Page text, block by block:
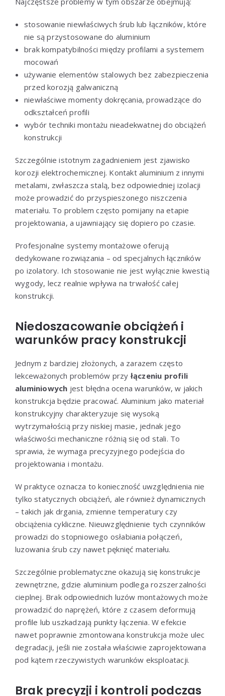
stosowanie niewłaściwych śrub lub łączników, które
nie są przystosowane do aluminium
brak kompatybilności między profilami a systemem
mocowań
używanie elementów stalowych bez zabezpieczenia
przed korozją galwaniczną
niewłaściwe momenty dokręcania, prowadzące do
odkształceń profili
wybór techniki montażu nieadekwatnej do obciążeń
konstrukcji
Szczególnie istotnym zagadnieniem jest zjawisko
korozji elektrochemicznej. Kontakt aluminium z innymi
metalami, zwłaszcza stalą, bez odpowiedniej izolacji
może prowadzić do przyspieszonego niszczenia
materiału. To problem często pomijany na etapie
projektowania, a ujawniający się dopiero po czasie.
Profesjonalne systemy montażowe oferują
dedykowane rozwiązania – od specjalnych łączników
po izolatory. Ich stosowanie nie jest wyłącznie kwestią
wygody, lecz realnie wpływa na trwałość całej
konstrukcji.
Niedoszacowanie obciążeń i
warunków pracy konstrukcji
Jednym z bardziej złożonych, a zarazem często
lekceważonych problemów przy łączeniu profili
aluminiowych jest błędna ocena warunków, w jakich
konstrukcja będzie pracować. Aluminium jako materiał
konstrukcyjny charakteryzuje się wysoką
wytrzymałością przy niskiej masie, jednak jego
właściwości mechaniczne różnią się od stali. To
sprawia, że wymaga precyzyjnego podejścia do
projektowania i montażu.
W praktyce oznacza to konieczność uwzględnienia nie
tylko statycznych obciążeń, ale również dynamicznych
– takich jak drgania, zmienne temperatury czy
obciążenia cykliczne. Nieuwzględnienie tych czynników
prowadzi do stopniowego osłabiania połączeń,
luzowania śrub czy nawet pęknięć materiału.
Szczególnie problematyczne okazują się konstrukcje
zewnętrzne, gdzie aluminium podlega rozszerzalności
cieplnej. Brak odpowiednich luzów montażowych może
prowadzić do naprężeń, które z czasem deformują
profile lub uszkadzają punkty łączenia. W efekcie
nawet poprawnie zmontowana konstrukcja może ulec
degradacji, jeśli nie została właściwie zaprojektowana
pod kątem rzeczywistych warunków eksploatacji.
Brak precyzji i kontroli podczas